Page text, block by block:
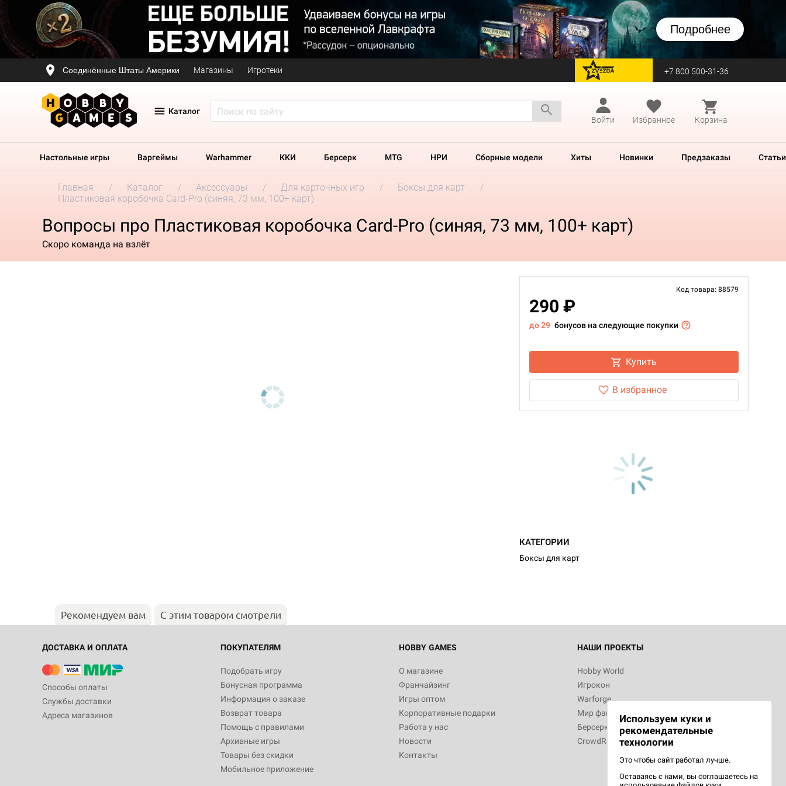
Подробнее
Соединённые Штаты Америки Магазины Игротеки перейти на Zvezda +7 800 500-31-36
Каталог
Войти
Избранное Корзина
Настольные игры Варгеймы Warhammer ККИ Берсерк MTG НРИ Сборные модели Хиты Новинки Предзаказы Статьи
Главная Каталог Аксессуары Для карточных игр
Боксы для карт
Пластиковая коробочка Card-Pro (синяя, 73 мм, 100+ карт)
Вопросы про Пластиковая коробочка Card-Pro (синяя, 73 мм, 100+ карт)
Скоро команда на взлёт
Код товара: 88579
290 ₽
до 29 бонусов на следующие покупки
Купить
В избранное
КАТЕГОРИИ
Боксы для карт
Рекомендуем вам С этим товаром смотрели
ДОСТАВКА И ОПЛАТА
Способы оплаты
Службы доставки
Адреса магазинов
ПОКУПАТЕЛЯМ
Подобрать игру
Бонусная программа
Информация о заказе
Возврат товара
Помощь с правилами
Архивные игры
Товары без скидки
Мобильное приложение
HOBBY GAMES
О магазине
Франчайзинг
Игры оптом
Корпоративные подарки
Работа у нас
Новости
Контакты
НАШИ ПРОЕКТЫ
Hobby World
Игрокон
Warforge
Мир фантастики
Берсерк
CrowdRepublic
Используем куки и
рекомендательные
технологии
Это чтобы сайт работал лучше.
Оставаясь с нами, вы соглашаетесь на